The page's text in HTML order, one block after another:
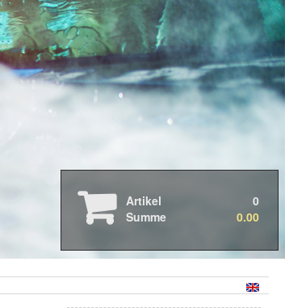
Autopflege
2026 Neue Produkte
Abverkauf
Allzweck- und Insektenentferner
Cabriolet Pflege
Fahrzeugwäsche
Geruchsentfernung
Artikel
0
Summe
0.00